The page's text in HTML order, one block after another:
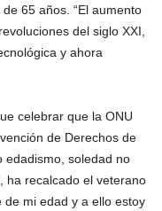
65 años. “El aumento
del siglo XXI,
y ahora
celebrar que la ONU
de Derechos de
edadismo, soledad no
ha recalcado el veterano
de mi edad y a ello estoy